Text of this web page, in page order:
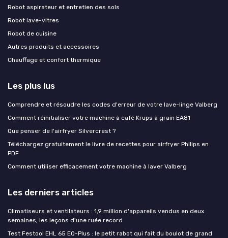
Robot aspirateur et entretien des sols
Robot lave-vitres
Robot de cuisine
Autres produits et accessoires
Chauffage et confort thermique
Les plus lus
Comprendre et résoudre les codes d'erreur de votre lave-linge Valberg
Comment réinitialiser votre machine à café Krups à grain EA81
Que penser de l'airfryer Silvercrest ?
Téléchargez gratuitement le livre de recettes pour airfryer Philips en
PDF
Comment utiliser efficacement votre machine à laver Valberg
Les derniers articles
Climatiseurs et ventilateurs : 1,9 million d'appareils vendus en deux
semaines, les leçons d'une ruée record
Test Festool EHL 65 EQ-Plus : le petit rabot qui fait du boulot de grand